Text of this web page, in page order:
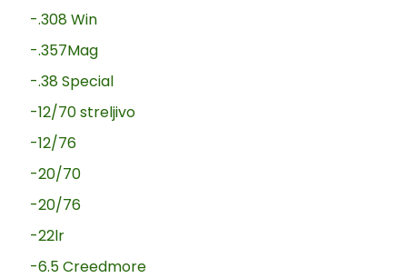
-.308 Win
-.357Mag
-.38 Special
-12/70 streljivo
-12/76
-20/70
-20/76
-22lr
-6.5 Creedmore